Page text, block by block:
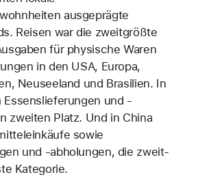
ausgeprägte
Reisen war die zweitgrößte
für physische Waren
in den USA, Europa,
Neuseeland und Brasilien. In
Essenslieferungen und -
zweiten Platz. Und in China
sowie
und -abholungen, die zweit-
Kategorie.